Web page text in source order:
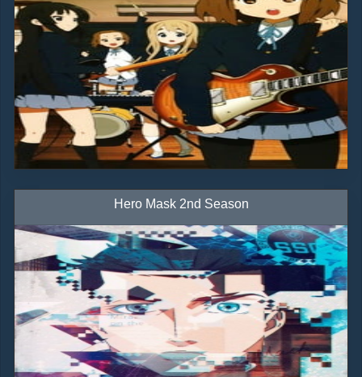
Hero Mask 2nd Season